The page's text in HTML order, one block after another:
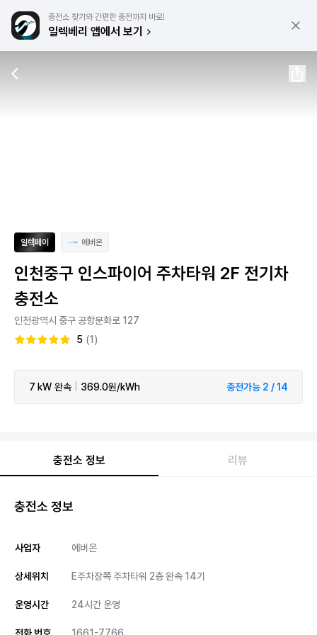
충전소 찾기와 간편한 충전까지 바로!
일렉베리 앱에서 보기
일렉페이 에버온
인천중구 인스파이어 주차타워 2F 전기차
충전소
인천광역시 중구 공항문화로 127
5 (1)
7 kW 완속 369.0원/kWh 충전가능 2 / 14
충전소 정보 리뷰
충전소 정보
사업자 에버온
상세위치 E주차장쪽 주차타워 2층 완속 14기
운영시간 24시간 운영